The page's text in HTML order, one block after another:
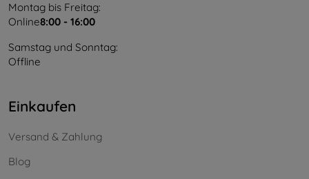
Montag bis Freitag:
Online8:00 - 16:00
Samstag und Sonntag:
Offline
Einkaufen
Versand & Zahlung
Blog